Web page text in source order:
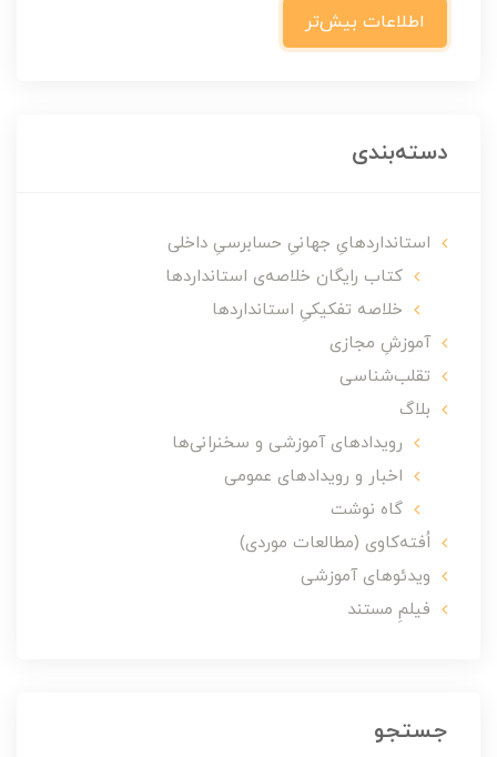
اطلاعات بیش‌تر
دسته‌بندی
استانداردهایِ جهانیِ حسابرسیِ داخلی
کتاب رایگان خلاصه‌ی استانداردها
خلاصه تفکیکیِ استانداردها
آموزشِ مجازی
تقلب‌شناسی
بلاگ
رویدادهای آموزشی و سخنرانی‌ها
اخبار و رویدادهای عمومی
گاه نوشت
اُفته‌کاوی (مطالعات موردی)
ویدئوهای آموزشی
فیلمِ مستند
جستجو